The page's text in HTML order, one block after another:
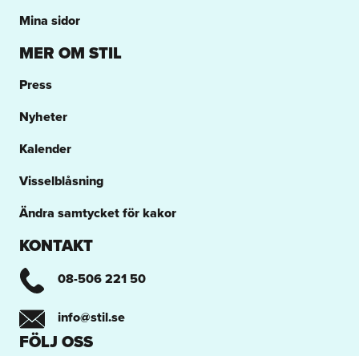
Mina sidor
MER OM STIL
Press
Nyheter
Kalender
Visselblåsning
Ändra samtycket för kakor
KONTAKT
08-506 221 50
info@stil.se
FÖLJ OSS